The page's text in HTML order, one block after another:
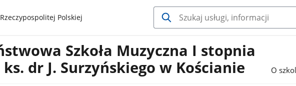
Polskiej
Szkoła Muzyczna I stopnia
dr J. Surzyńskiego w Kościanie
O